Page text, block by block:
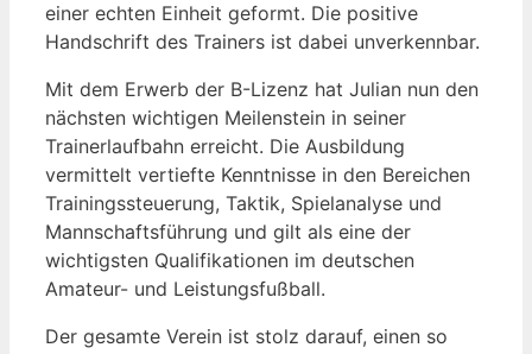
einer echten Einheit geformt. Die positive
Handschrift des Trainers ist dabei unverkennbar.
Mit dem Erwerb der B-Lizenz hat Julian nun den
nächsten wichtigen Meilenstein in seiner
Trainerlaufbahn erreicht. Die Ausbildung
vermittelt vertiefte Kenntnisse in den Bereichen
Trainingssteuerung, Taktik, Spielanalyse und
Mannschaftsführung und gilt als eine der
wichtigsten Qualifikationen im deutschen
Amateur- und Leistungsfußball.
Der gesamte Verein ist stolz darauf, einen so